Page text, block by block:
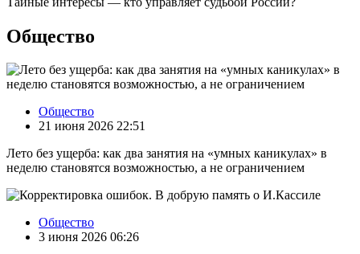
Общество
Общество
21 июня 2026 22:51
Лето без ущерба: как два занятия на «умных каникулах» в
неделю становятся возможностью, а не ограничением
Общество
3 июня 2026 06:26